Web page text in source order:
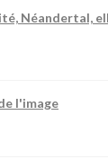
Néandertal,
l'image